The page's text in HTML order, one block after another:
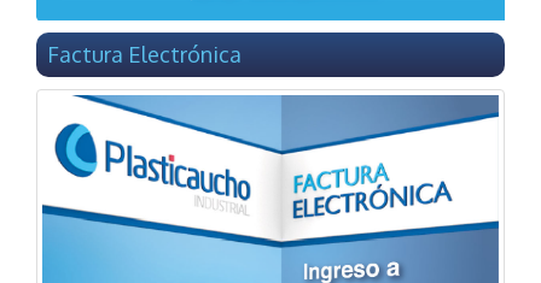
Factura Electrónica